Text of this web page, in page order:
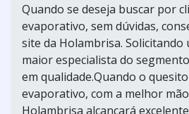
Quando se deseja buscar por
evaporativo, sem dúvidas,
site da Holambrisa. Solicitando
maior especialista do
em qualidade.Quando o
evaporativo, com a melhor
Holambrisa alcançará